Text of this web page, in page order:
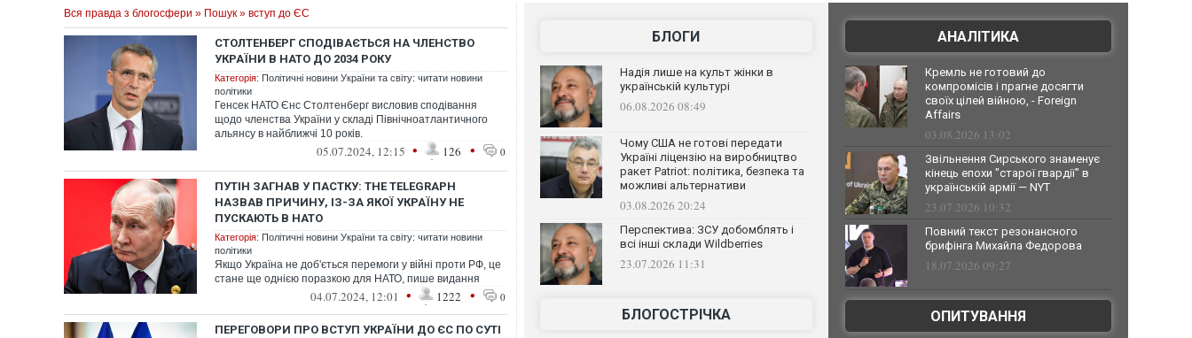
Вся правда з блогосфери » Пошук » вступ до ЄС
СТОЛТЕНБЕРГ СПОДІВАЄТЬСЯ НА ЧЛЕНСТВО
УКРАЇНИ В НАТО ДО 2034 РОКУ
Категорія: Політичні новини України та світу: читати новини
політики
Генсек НАТО Єнс Столтенберг висловив сподівання
щодо членства України у складі Північноатлантичного
альянсу в найближчі 10 років.
05.07.2024, 12:15 • 126 • 0
ПУТІН ЗАГНАВ У ПАСТКУ: THE TELEGRAPH
НАЗВАВ ПРИЧИНУ, ІЗ-ЗА ЯКОЇ УКРАЇНУ НЕ
ПУСКАЮТЬ В НАТО
Категорія: Політичні новини України та світу: читати новини
політики
Якщо Україна не доб'ється перемоги у війні проти РФ, це
стане ще однією поразкою для НАТО, пише видання
04.07.2024, 12:01 • 1222 • 0
ПЕРЕГОВОРИ ПРО ВСТУП УКРАЇНИ ДО ЄС ПО СУТІ
БЛОГИ
Надія лише на культ жінки в
українській культурі
06.08.2026 08:49
Чому США не готові передати
Україні ліцензію на виробництво
ракет Patriot: політика, безпека та
можливі альтернативи
03.08.2026 20:24
Перспектива: ЗСУ добомблять і
всі інші склади Wildberries
23.07.2026 11:31
БЛОГОСТРІЧКА
АНАЛІТИКА
Кремль не готовий до
компромісів і прагне досягти
своїх цілей війною, - Foreign
Affairs
03.08.2026 13:02
Звільнення Сирського знаменує
кінець епохи "старої гвардії" в
українській армії — NYT
23.07.2026 10:32
Повний текст резонансного
брифінга Михайла Федорова
18.07.2026 09:27
ОПИТУВАННЯ